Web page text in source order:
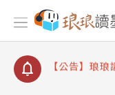
【公告】因
停部分閱讀服
【公告】琅琅
【公告】琅